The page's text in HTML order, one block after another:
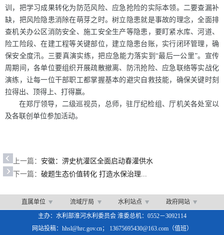
训，把学习成果转化为防范风险、应急抢险的实际本领。二要查漏补
缺，把风险隐患消除在萌芽之时。树立隐患就是事故的理念，全面排
查机关办公区消防安全、施工安全生产等隐患，要盯紧水库、河道、
险工险段、在建工程等关键部位，建立隐患台账，实行闭环管理，确
保安全度汛。三要真演实练，把应急能力落实到“最后一公里”。宣传
周期间，各单位要组织开展疏散撤离、防汛抢险、应急联络等实战化
演练，让每一位干部职工都掌握基本的避灾自救技能，确保关键时刻
拉得出、顶得上、打得赢。
在郑厅领导，二级巡视员，总师，驻厅纪检组、厅机关各处室以
及各联创单位参加活动。
上一篇： 安徽：淠史杭灌区全面启动春灌供水
下一篇： 破题生态价值转化 打造水保治理...
直属单位 流域厅局 水利站点
政府网站
主办：水利部淮河水利委员会 淮委总机：0552－3092114
网站投稿：hhsl@hrc.gov.cn； 13675695430@163.com（值班）